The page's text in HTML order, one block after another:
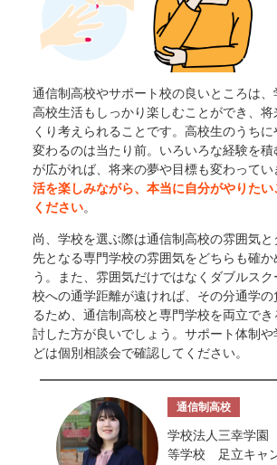
通信制高校やサポート校の良いところは
高校生活もしっかり楽しむことができ、将
くり考えられることです。高校生のうち
変わるのは当たり前。いろいろな経験を
が広がれば、将来の夢や目標も変わってい
活を楽しみながら、本当に自分がやりたい
ください。
尚、学校を選ぶ際は通信制高校の雰囲気
先となる専門学校の雰囲気をどちらも確か
う。また、雰囲気だけではなくダブルス
校への通学距離が遠ければ、その分通学の
るため、通信制高校と専門学校を両立で
討した方が良いでしょう。サポート体制や
どは個別相談会で確認してください。
通信制高校
学校法人三幸学
等学校 足立キャ